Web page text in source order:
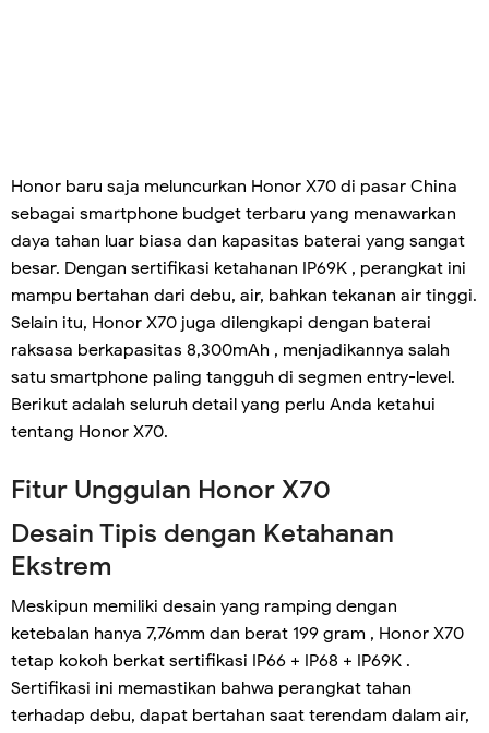
Honor baru saja meluncurkan Honor X70 di pasar China
sebagai smartphone budget terbaru yang menawarkan
daya tahan luar biasa dan kapasitas baterai yang sangat
besar. Dengan sertifikasi ketahanan IP69K , perangkat ini
mampu bertahan dari debu, air, bahkan tekanan air tinggi.
Selain itu, Honor X70 juga dilengkapi dengan baterai
raksasa berkapasitas 8,300mAh , menjadikannya salah
satu smartphone paling tangguh di segmen entry-level.
Berikut adalah seluruh detail yang perlu Anda ketahui
tentang Honor X70.
Fitur Unggulan Honor X70
Desain Tipis dengan Ketahanan
Ekstrem
Meskipun memiliki desain yang ramping dengan
ketebalan hanya 7,76mm dan berat 199 gram , Honor X70
tetap kokoh berkat sertifikasi IP66 + IP68 + IP69K .
Sertifikasi ini memastikan bahwa perangkat tahan
terhadap debu, dapat bertahan saat terendam dalam air,